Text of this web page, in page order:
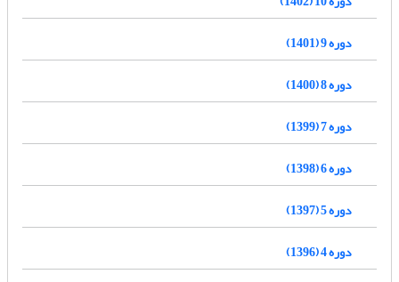
دوره 9 (1401)
دوره 8 (1400)
دوره 7 (1399)
دوره 6 (1398)
دوره 5 (1397)
دوره 4 (1396)